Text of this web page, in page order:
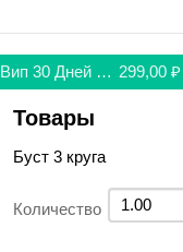
Вип 30 Дней 299299,00 ₽
Товары
Буст 3 круга
Количество